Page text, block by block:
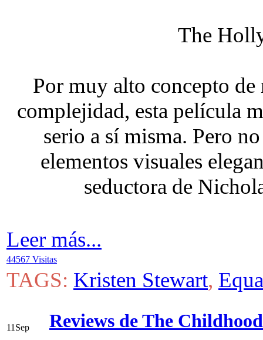
The
Por muy alto concepto de
complejidad, esta película
serio a sí misma. Pero
elementos visuales
seductora de
Leer más...
44567 Visitas
TAGS: Kristen Stewart,
11 Sep Reviews de The